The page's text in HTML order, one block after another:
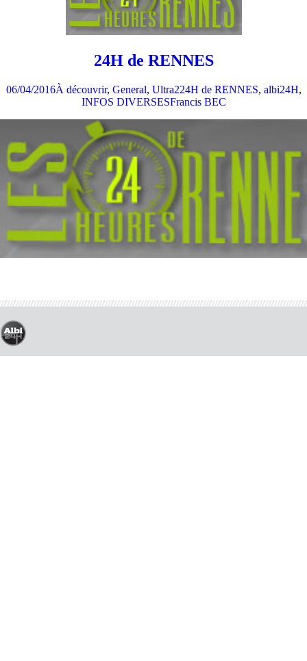
24H de RENNES
06/04/2016À découvrir, General, Ultra224H de RENNES, albi24H,
INFOS DIVERSESFrancis BEC